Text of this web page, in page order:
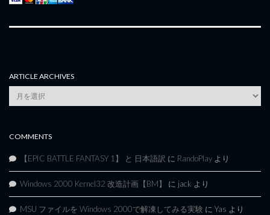
ARTICLE ARCHIVES
Article
Archives
COMMENTS
【EPIC BATTLE FANTASY 1】 と 日本語訳 に RandoPlay より
Windows 2000 Kernel32 改造計画【BM】 に jack より
MSU ファイルを Windows 2000で解凍してみる実験 に Yas より